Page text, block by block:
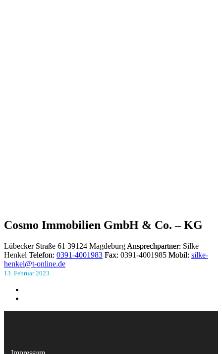
Cosmo Immobilien GmbH & Co. – KG
Lübecker Straße 61 39124 Magdeburg Ansprechpartner: Silke
Henkel Telefon: 0391-4001983 Fax: 0391-4001985 Mobil: silke-
henkel@t-online.de
13. Februar 2023